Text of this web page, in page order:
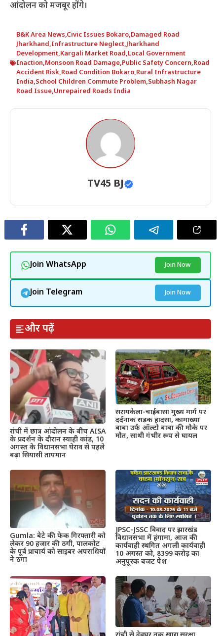
आंदोलन को मजबूर होंगे।
B&K Area News,Civic Issues Bokaro,Damaged Road
Jharkhand,Infrastructure Neglect,Jharkhand
Development,Kargali Market Road,Local Government
Inaction,Monsoon Road Damage,Public Safety Concern,Road
Accident Risk,Road Condition Bokaro,Rural Infrastructure
India,School Children Commute Problem,Subhash Nagar
Road Issue,Unrepaired Roads India
TV45 BJ
Join WhatsApp Join Now
Join Telegram Join Now
और पढ़ें
रांची में छात्र आंदोलन के बीच AISA
के प्रदर्शन के दौरान स्याही कांड, 10
अगस्त के विधानसभा घेराव से पहले
बढ़ा सियासी तापमान
सरायकेला-चाईबासा मुख्य मार्ग पर
दर्दनाक सड़क हादसा, कामाख्या
बाबा उर्फ ऑल्टो बाबा की मौके पर
मौत, साथी गंभीर रूप से घायल
Gumla: बेटे की फेक गिरफ्तारी को
लेकर 90 हजार की ठगी, पालकोट
के पूर्व प्राचार्य को साइबर अपराधियों
ने ठगा
JPSC-JSSC विवाद पर झारखंड
विधानसभा में हंगामा, आज की
कार्यवाही स्थगित अगली कार्यवाही
10 अगस्त को, 8399 करोड़ का
अनुपूरक बजट पेश